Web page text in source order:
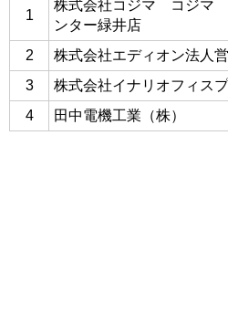
1
株式会社コジマ コジマ
ンター緑井店
2
株式会社エディオン法人
3
株式会社イナリオフィス
4
田中電機工業（株）